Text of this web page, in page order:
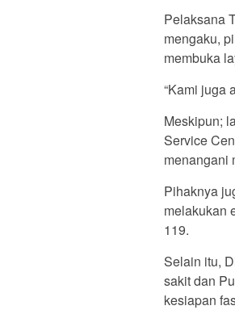
Pelaksana
mengaku,
membuka
“Kami juga
Meskipun;
Service
menangani
Pihaknya
melakukan
119.
Selain itu,
sakit dan
kesiapan